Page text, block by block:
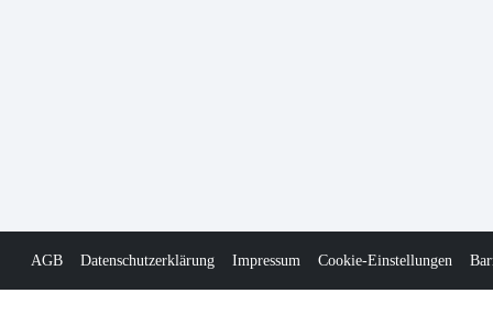
AGB Datenschutzerklärung Impressum Cookie-Einstellungen